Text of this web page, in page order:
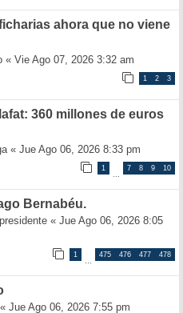
ahora que no viene
« Vie Ago 07, 2026 3:32 am
1 2 3
360 millones de euros
« Jue Ago 06, 2026 8:33 pm
1
…
7 8 9 10
Bernabéu.
« Jue Ago 06, 2026 8:05
1
…
475 476 477 478
« Jue Ago 06, 2026 7:55 pm